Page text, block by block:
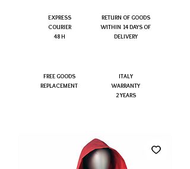
EXPRESS
COURIER
48 H
FREE GOODS
REPLACEMENT
RETURN OF GOODS
WITHIN 14 DAYS OF
DELIVERY
ITALY
WARRANTY
2 YEARS